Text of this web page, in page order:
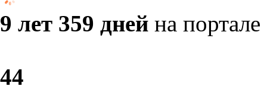
9 лет 359 дней на портале
44